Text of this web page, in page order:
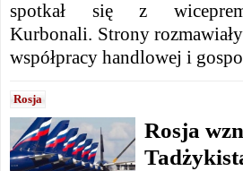
spotkał się z
Kurbonali. Strony
współpracy handlowej i
Rosja
Rosja